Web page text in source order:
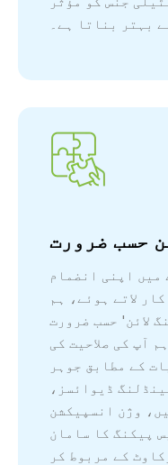
بہتر بناتا ہے۔
حسب ضرورت
میں اپنی انضمام
لاتے ہوئے، ہم
لائن' حسب ضرورت
آپ کی صلاحیت کی
کے مطابق جوہر
ڈیوائسز،
وژن انسپیکشن
پیکنگ کا سامان
کے مربوط کر